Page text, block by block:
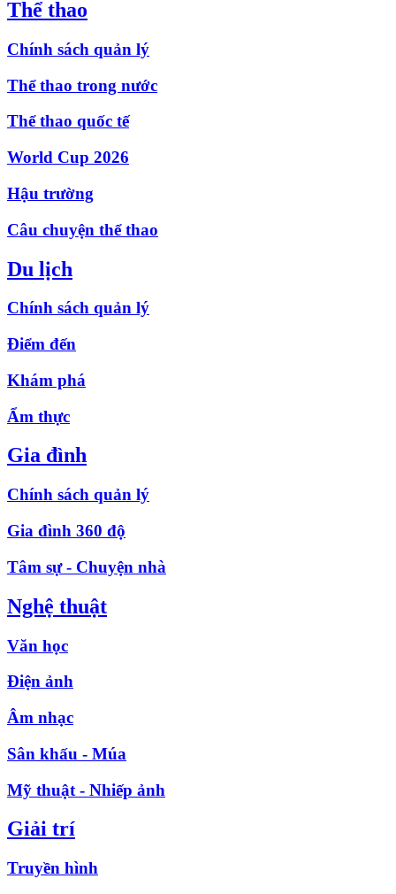
Thể thao
Chính sách quản lý
Thể thao trong nước
Thể thao quốc tế
World Cup 2026
Hậu trường
Câu chuyện thể thao
Du lịch
Chính sách quản lý
Điểm đến
Khám phá
Ẩm thực
Gia đình
Chính sách quản lý
Gia đình 360 độ
Tâm sự - Chuyện nhà
Nghệ thuật
Văn học
Điện ảnh
Âm nhạc
Sân khấu - Múa
Mỹ thuật - Nhiếp ảnh
Giải trí
Truyền hình